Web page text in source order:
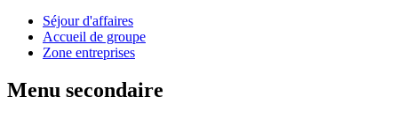
Séjour d'affaires
Accueil de groupe
Zone entreprises
Menu secondaire